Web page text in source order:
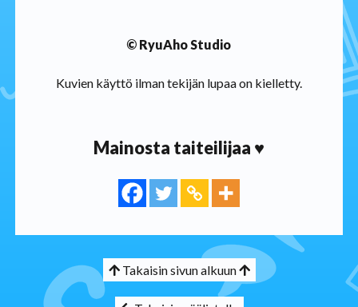
© RyuAho Studio
Kuvien käyttö ilman tekijän lupaa on kielletty.
Mainosta taiteilijaa ♥
Takaisin sivun alkuun